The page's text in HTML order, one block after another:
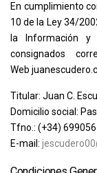
En cumplimiento
10 de la Ley 34/
la Información y
consignados
Web
Titular: Juan C.
Domicilio social :
Tfno. : (+34)
E-mail :